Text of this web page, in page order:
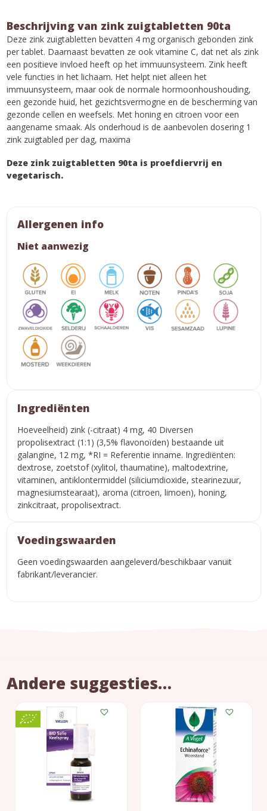
Beschrijving van zink zuigtabletten 90ta
Deze zink zuigtabletten bevatten 4 mg organisch gebonden zink
per tablet. Daarnaast bevatten ze ook vitamine C, dat net als zink
een positieve invloed heeft op het immuunsysteem. Zink heeft
vele functies in het lichaam. Het helpt niet alleen het
immuunsysteem, maar ook de normale hormoonhoushouding,
een gezonde huid, het gezichtsvermogne en de bescherming van
gezonde cellen en weefsels. Met honing en citroen voor een
aangename smaak. Als onderhoud is de aanbevolen dosering 1
zink zuigtabled per dag, maxima
Deze zink zuigtabletten 90ta is proefdiervrij en
vegetarisch.
Allergenen info
Niet aanwezig
Ingrediënten
Hoeveelheid) zink (-citraat) 4 mg, 40 Diversen
propolisextract (1:1) (3,5% flavonoïden) bestaande uit
galangine, 12 mg, *RI = Referentie inname. Ingrediënten:
dextrose, zoetstof (xylitol, thaumatine), maltodextrine,
vitaminen, antiklontermiddel (siliciumdioxide, stearinezuur,
magnesiumstearaat), aroma (citroen, limoen), honing,
zinkcitraat, propolisextract.
Voedingswaarden
Geen voedingswaarden aangeleverd/beschikbaar vanuit
fabrikant/leverancier.
Andere suggesties…